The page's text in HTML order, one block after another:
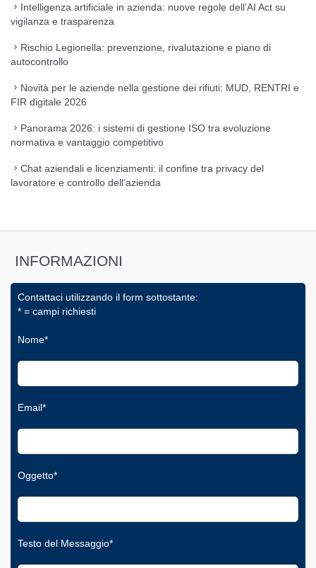
Intelligenza artificiale in azienda: nuove regole dell’AI Act su
vigilanza e trasparenza
Rischio Legionella: prevenzione, rivalutazione e piano di
autocontrollo
Novità per le aziende nella gestione dei rifiuti: MUD, RENTRI e
FIR digitale 2026
Panorama 2026: i sistemi di gestione ISO tra evoluzione
normativa e vantaggio competitivo
Chat aziendali e licenziamenti: il confine tra privacy del
lavoratore e controllo dell’azienda
INFORMAZIONI
Contattaci utilizzando il form sottostante:
* = campi richiesti
Nome*
Email*
Oggetto*
Testo del Messaggio*